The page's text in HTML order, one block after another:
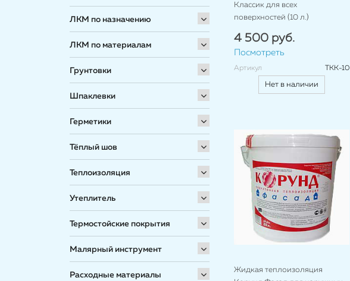
ЛКМ по назначению
ЛКМ по материалам
Грунтовки
Шпаклевки
Герметики
Тёплый шов
Теплоизоляция
Утеплитель
Термостойские покрытия
Малярный инструмент
Расходные материалы
Классик для всех
поверхностей (10 л.)
4 500 руб.
Посмотреть
Артикул ТКК-10
Нет в наличии
Жидкая теплоизоляция